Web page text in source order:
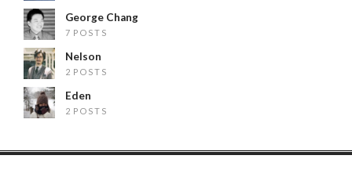
George Chang
7 POSTS
Nelson
2 POSTS
Eden
2 POSTS